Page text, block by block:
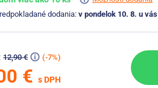
dodania: v pondelok 10. 8. u vás
12,90 € (-7%)
€ s DPH